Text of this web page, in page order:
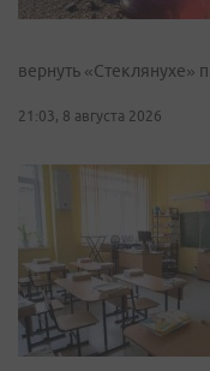
вернуть «Стеклянухе»
21:03, 8 августа 2026